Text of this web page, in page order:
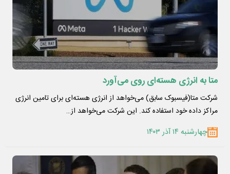
متا به انرژی هسته‌ای روی می‌آورد
شرکت متا(فیسبوک سابق) می‌خواهد از انرژی هسته‌ای برای تامین انرژی
مراکز داده خود استفاده کند. این شرکت می‌خواهد از…
چهارشنبه ۱۴ آذر ۱۴۰۳